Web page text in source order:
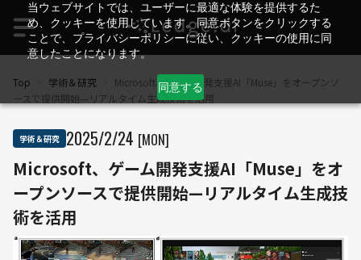
当ウェブサイトでは、ユーザーに最適な体験を提供するた
め、クッキーを使用しています。同意ボタンをクリックする
ことで、プライバシーポリシーに従い、クッキーの使用に同
意したことになります。
同意する
Top 学術＆研究
Microsoft、ゲーム開発支援AI「Muse」をオープンソ
ースで提供開始—リアルタイム生成技術を活用
学術＆研究 2025/2/24 [MON]
Microsoft、ゲーム開発支援AI「Muse」をオ
ープンソースで提供開始—リアルタイム生成技
術を活用